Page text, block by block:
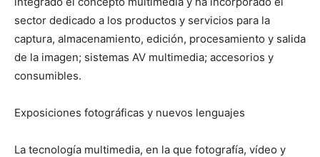
sector dedicado a los productos y servicios para la
captura, almacenamiento, edición, procesamiento y salida
de la imagen; sistemas AV multimedia; accesorios y
consumibles.
Exposiciones fotográficas y nuevos lenguajes
La tecnología multimedia, en la que fotografía, vídeo y